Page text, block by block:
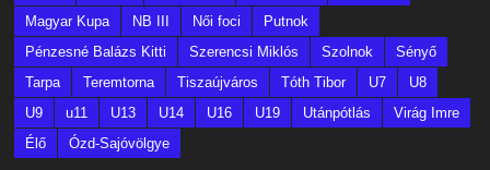
Magyar Kupa
NB III Női foci
Putnok
Pénzesné Balázs Kitti
Szerencsi Miklós Szolnok
Sényő
Tarpa
Teremtorna Tiszaújváros Tóth Tibor U7
U8
U9
u11 U13 U14 U16 U19 Utánpótlás
Virág Imre
Élő
Ózd-Sajóvölgye